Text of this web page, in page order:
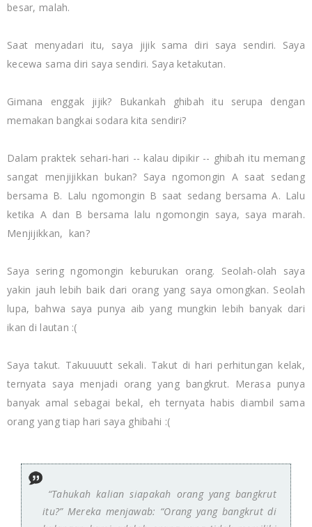
besar, malah.
Saat menyadari itu, saya jijik sama diri saya sendiri. Saya
kecewa sama diri saya sendiri. Saya ketakutan.
Gimana enggak jijik? Bukankah ghibah itu serupa dengan
memakan bangkai sodara kita sendiri?
Dalam praktek sehari-hari -- kalau dipikir -- ghibah itu memang
sangat menjijikkan bukan? Saya ngomongin A saat sedang
bersama B. Lalu ngomongin B saat sedang bersama A. Lalu
ketika A dan B bersama lalu ngomongin saya, saya marah.
Menjijikkan, kan?
Saya sering ngomongin keburukan orang. Seolah-olah saya
yakin jauh lebih baik dari orang yang saya omongkan. Seolah
lupa, bahwa saya punya aib yang mungkin lebih banyak dari
ikan di lautan :(
Saya takut. Takuuuutt sekali. Takut di hari perhitungan kelak,
ternyata saya menjadi orang yang bangkrut. Merasa punya
banyak amal sebagai bekal, eh ternyata habis diambil sama
orang yang tiap hari saya ghibahi :(
“Tahukah kalian siapakah orang yang bangkrut
itu?” Mereka menjawab: “Orang yang bangkrut di